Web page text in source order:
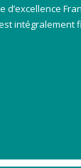
intégralement